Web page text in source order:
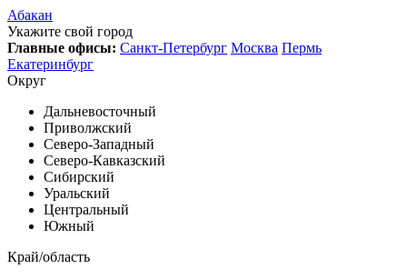
Абакан
Укажите свой город
Главные офисы: Санкт-Петербург Москва Пермь
Екатеринбург
Округ
Дальневосточный
Приволжский
Северо-Западный
Северо-Кавказский
Сибирский
Уральский
Центральный
Южный
Край/область